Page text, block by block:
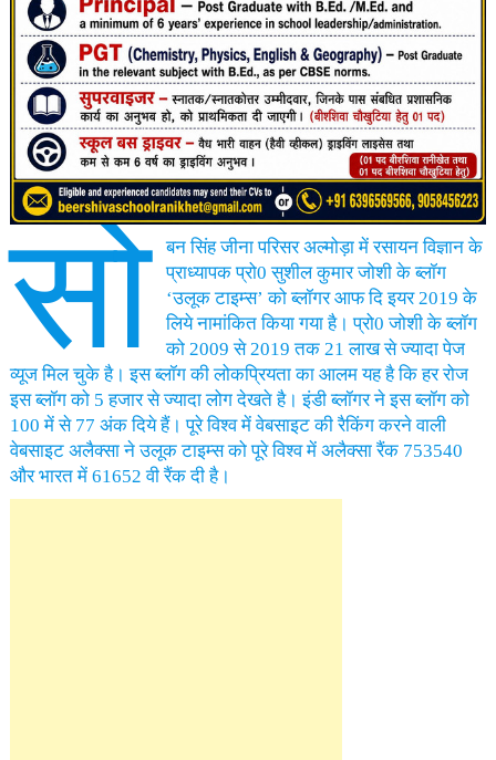
सो
बन सिंह जीना परिसर अल्मोड़ा में रसायन विज्ञान के
प्राध्यापक प्रो0 सुशील कुमार जोशी के ब्लॉग
‘उलूक टाइम्स’ को ब्लॉगर आफ दि इयर 2019 के
लिये नामांकित किया गया है। प्रो0 जोशी के ब्लॉग
को 2009 से 2019 तक 21 लाख से ज्यादा पेज
व्यूज मिल चुके है। इस ब्लॉग की लोकप्रियता का आलम यह है कि हर रोज
इस ब्लॉग को 5 हजार से ज्यादा लोग देखते है। इंडी ब्लॉगर ने इस ब्लॉग को
100 में से 77 अंक दिये हैं। पूरे विश्व में वेबसाइट की रैकिंग करने वाली
वेबसाइट अलैक्सा ने उलूक टाइम्स को पूरे विश्व में अलैक्सा रैंक 753540
और भारत में 61652 वी रैंक दी है।